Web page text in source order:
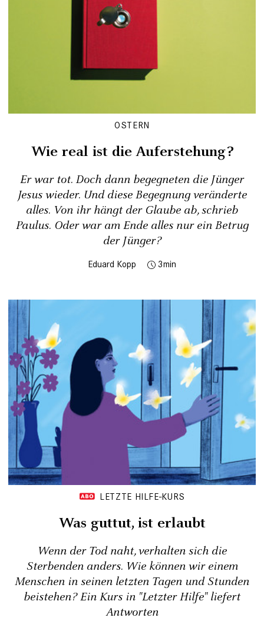
OSTERN
Wie real ist die Auferstehung?
Er war tot. Doch dann begegneten die Jünger
Jesus wieder. Und diese Begegnung veränderte
alles. Von ihr hängt der Glaube ab, schrieb
Paulus. Oder war am Ende alles nur ein Betrug
der Jünger?
Eduard Kopp 3
LETZTE HILFE-KURS
Was guttut, ist erlaubt
Wenn der Tod naht, verhalten sich die
Sterbenden anders. Wie können wir einem
Menschen in seinen letzten Tagen und Stunden
beistehen? Ein Kurs in "Letzter Hilfe" liefert
Antworten